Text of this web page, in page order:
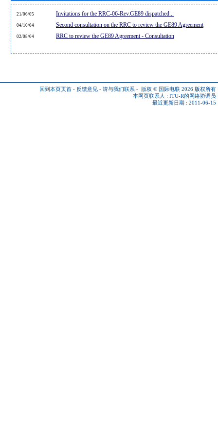
21/06/05 Invitations for the RRC-06-Rev.GE89 dispatched...
04/10/04 Second consultation on the RRC to review the GE89 Agreement
02/08/04 RRC to review the GE89 Agreement - Consultation
回到本页页首 - 反馈意见 - 请与我们联系 - 版权 © 国际电联 2026 版权所有
本网页联系人 : ITU-R的网络协调员
最近更新日期 : 2011-06-15